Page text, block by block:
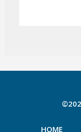
HOME